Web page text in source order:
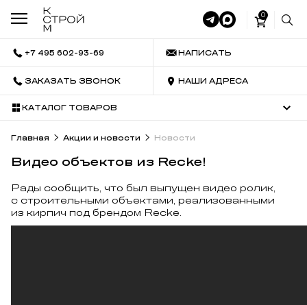
0
+7 495 602-93-69 НАПИСАТЬ
ЗАКАЗАТЬ ЗВОНОК НАШИ АДРЕСА
КАТАЛОГ ТОВАРОВ
Главная Акции и новости Новости
Видео объектов из Recke!
Рады сообщить, что был выпущен видео ролик,
с строительными объектами, реализованными
из кирпич под брендом Recke.